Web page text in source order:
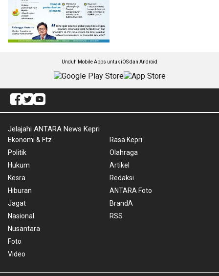
Unduh Mobile Apps untuk iOS dan Android
Jelajahi ANTARA News Kepri
Ekonomi & Ftz
Politik
Hukum
Kesra
Hiburan
Jagat
Nasional
Nusantara
Foto
Video
Rasa Kepri
Olahraga
Artikel
Redaksi
ANTARA Foto
BrandA
RSS